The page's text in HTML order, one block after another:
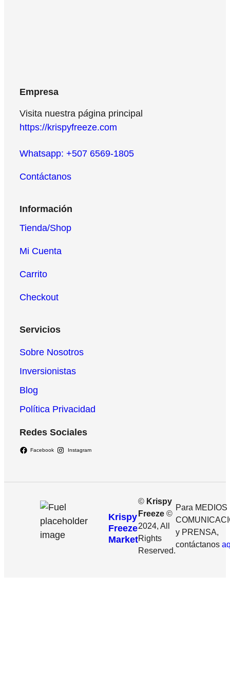
Empresa
Visita nuestra página principal
https://krispyfreeze.com
Whatsapp: +507 6569-1805
Contáctanos
Información
Tienda/Shop
Mi Cuenta
Carrito
Checkout
Servicios
Sobre Nosotros
Inversionistas
Blog
Política Privacidad
Redes Sociales
Facebook Instagram
Krispy
Freeze
Market
© Krispy
Freeze ©
2024, All
Rights
Reserved.
Para MEDIOS
y PRENSA,
contáctanos